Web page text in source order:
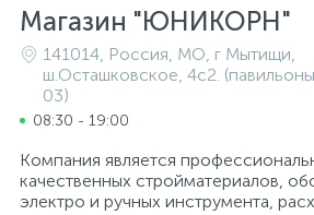
Магазин "ЮНИКОРН"
141014, Россия, МО, г Мытищи,
ш.Осташковское, 4с2.
03)
08:30 - 19:00
Компания является
качественных стройматериалов,
электро и ручных инструмента,
Розеточные колодки и катушки для
Самозажимные клеммники и
Сетевые кабели (витая пара)